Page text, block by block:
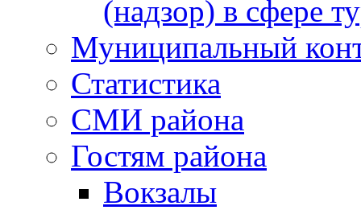
(надзор) в сфере
Муниципальный
Статистика
СМИ района
Гостям района
Вокзалы